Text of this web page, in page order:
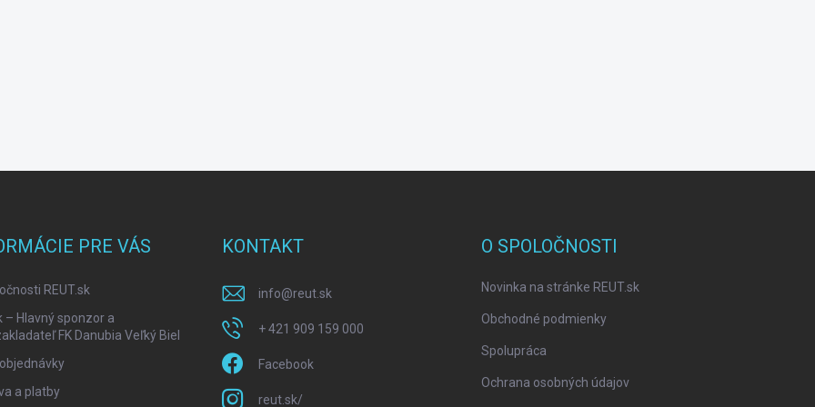
PRE VÁS
REUT.sk
– Hlavný sponzor a
FK Danubia Veľký Biel
a platby
KONTAKT
info@reut.sk
+ 421 909 159 000
Facebook
reut.sk/
O SPOLOČNOSTI
Novinka na stránke REUT.sk
Obchodné podmienky
Spolupráca
Ochrana osobných údajov